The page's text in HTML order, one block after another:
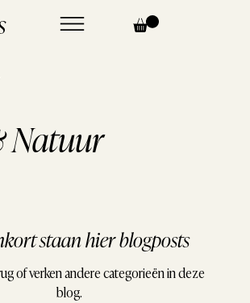
Natuur
staan hier blogposts
of verken andere categorieën in deze
blog.